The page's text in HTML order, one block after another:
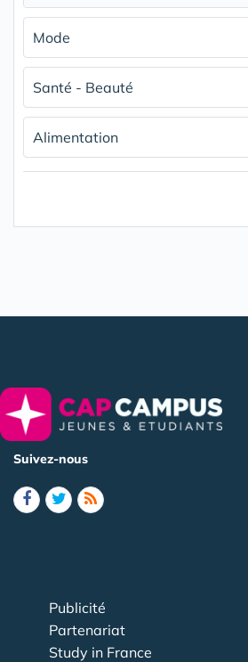
Mode
Santé - Beauté
Alimentation
Suivez-nous
Publicité
Partenariat
Study in France